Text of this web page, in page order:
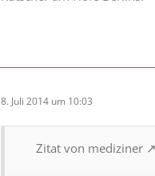
8. Juli 2014 um 10:03
Zitat von mediziner